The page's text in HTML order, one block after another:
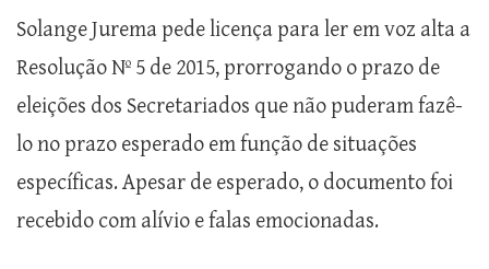
Solange Jurema pede licença para ler em voz alta a
Resolução Nº 5 de 2015, prorrogando o prazo de
eleições dos Secretariados que não puderam fazê-
lo no prazo esperado em função de situações
específicas. Apesar de esperado, o documento foi
recebido com alívio e falas emocionadas.